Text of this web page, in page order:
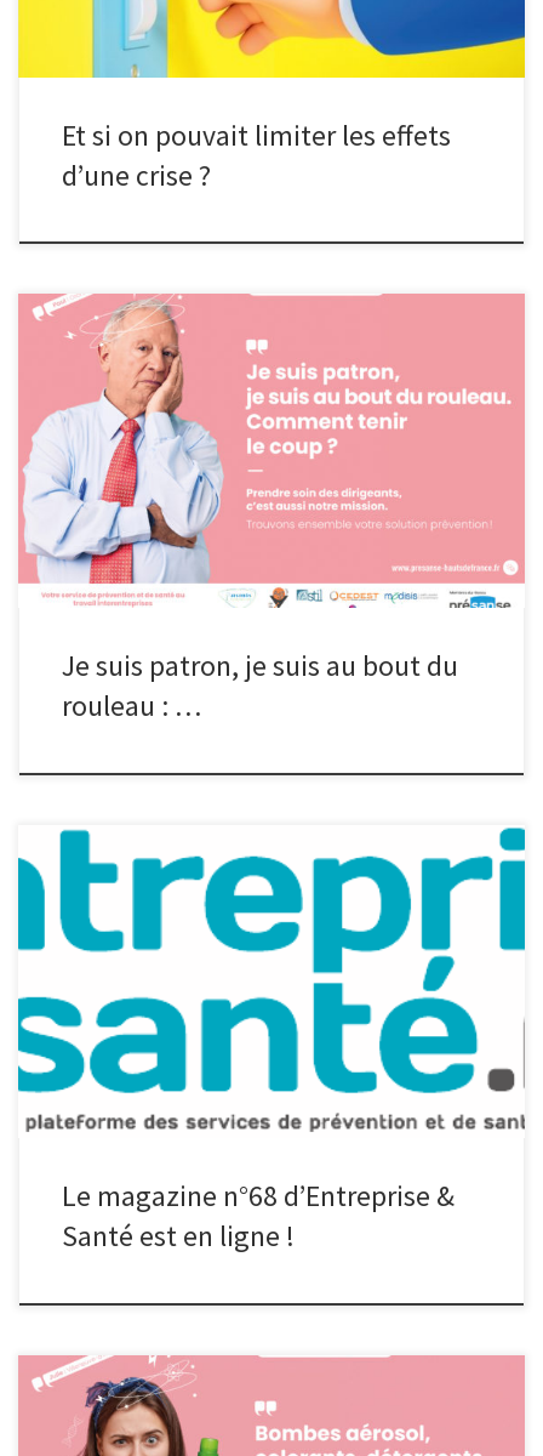
Et si on pouvait limiter les effets
d’une crise ?
Management, planification, prise de décision, gestion de crise,
rendez-vous professionnels… L’année 2024 a été chargée pour
les dirigeants des entreprises et leurs salariés ! Et quand on est
dirigeant : c’est toute une entreprise qui repose sur nos épaules,
tout au long de l’année on a aussi le droit de […]
Je suis patron, je suis au bout du
rouleau : …
Le nouveau numéro du magazine Entreprise & Santé, le magazine
des Services de Prévention et de Santé au Travail Interentreprises
(SPSTI) des Hauts-de-France, est en ligne. Ce magazine met en
lumière plusieurs actions d’entreprises qui ont pu, grâce à leur
Service de Prévention et de Santé au Travail, développer des
solutions […]
Le magazine n°68 d’Entreprise &
Santé est en ligne !
Bombes aérosols, colorants, shampoing, … Un dénominateur